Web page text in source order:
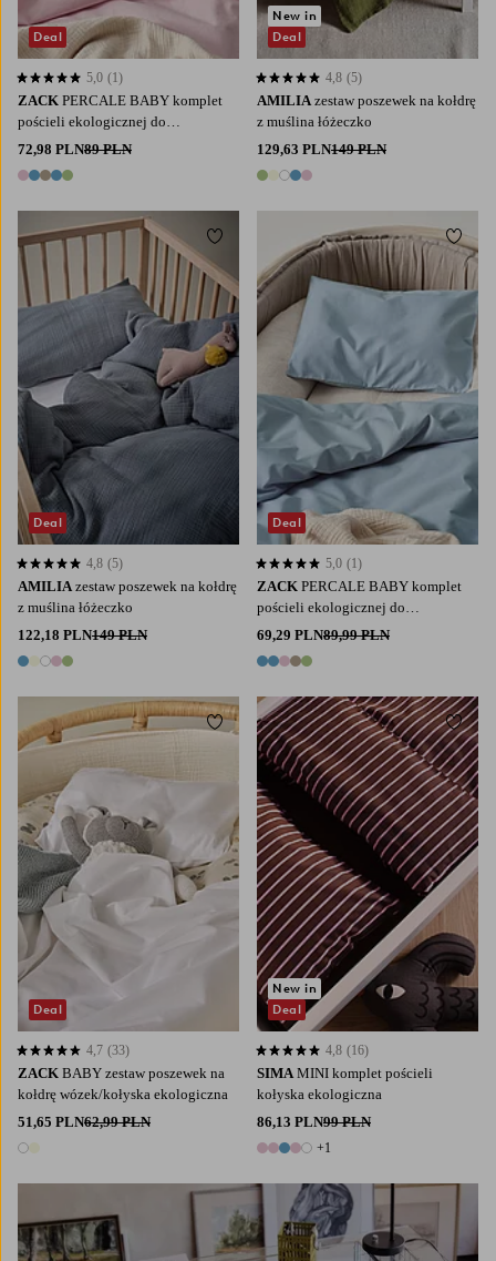
ZACK PERCALE BABY komplet
pościeli ekologicznej do
wózka/kołyski
72,98 PLN89 PLN
5 kolory
5,0 opierając się na 1 ocenach
5,0 (1)
Deal
AMILIA zestaw poszewek na kołdrę
z muślina łóżeczko
129,63 PLN149 PLN
5 kolory
4,8 opierając się na 5 ocenach
4,8 (5)
New in
Deal
AMILIA zestaw poszewek na kołdrę
z muślina łóżeczko
122,18 PLN149 PLN
5 kolory
4,8 opierając się na 5 ocenach
4,8 (5)
Deal
Dodaj do ulubionych
ZACK PERCALE BABY komplet
pościeli ekologicznej do
wózka/kołyski
69,29 PLN89,99 PLN
5 kolory
5,0 opierając się na 1 ocenach
5,0 (1)
Deal
ZACK BABY zestaw poszewek na
kołdrę wózek/kołyska ekologiczna
51,65 PLN62,99 PLN
2 kolory
4,7 opierając się na 33 ocenach
4,7 (33)
Deal
Dodaj do ulubionych
SIMA MINI komplet pościeli
kołyska ekologiczna
86,13 PLN99 PLN
6 kolory
+1
4,8 opierając się na 16 ocenach
4,8 (16)
New in
Deal